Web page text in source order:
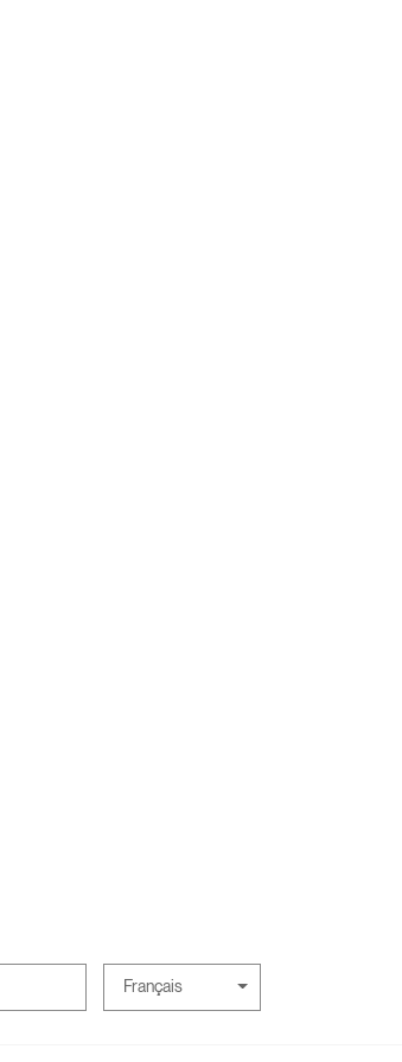
Français